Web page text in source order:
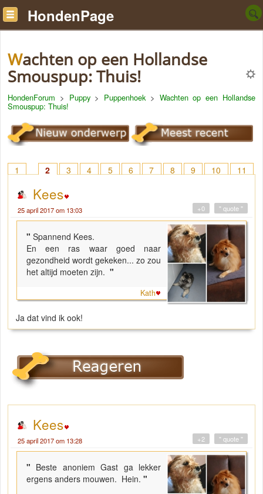
HondenPage
Wachten op een Hollandse
Smouspup: Thuis!
HondenForum > Puppy> Puppenhoek > Wachten op een Hollandse
Smouspup: Thuis!
1 2 3 4 5 6 7 8 9 10
11
Kees
25 april 2017 om 13:03 " quote "
+0
" Spannend Kees.
En een ras waar goed naar
gezondheid wordt gekeken... zo zou
het altijd moeten zijn. "
Kath
Ja dat vind ik ook!
Kees
25 april 2017 om 13:28 " quote "
+2
" Beste anoniem Gast ga lekker
ergens anders mouwen. Hein. "